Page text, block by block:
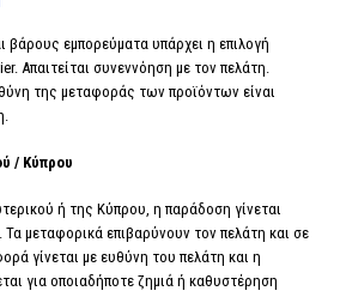
βάρους εμπορεύματα υπάρχει η επιλογή
Απαιτείται συνεννόηση με τον πελάτη.
της μεταφοράς των προϊόντων είναι
/ Κύπρου
ή της Κύπρου, η παράδοση γίνεται
μεταφορικά επιβαρύνουν τον πελάτη και σε
γίνεται με ευθύνη του πελάτη και η
για οποιαδήποτε ζημιά ή καθυστέρηση